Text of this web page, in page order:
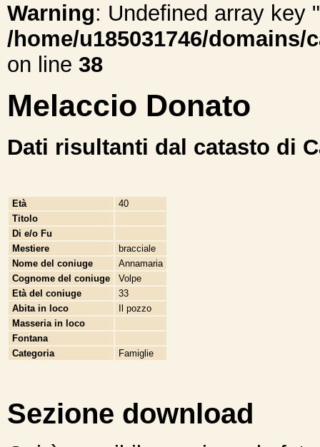
Warning: Undefined array key
/home/u185031746/
on line 38
Melaccio Donato
Dati risultanti dal catasto di
Età
40
Titolo
Di e/o Fu
Mestiere
bracciale
Nome del coniuge
Annamaria
Cognome del coniuge
Volpe
Età del coniuge
33
Abita in loco
Il pozzo
Masseria in loco
Fontana
Categoria
Famiglie
Sezione download